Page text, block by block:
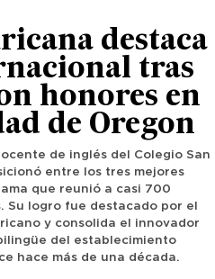
destaca
tras
honores en
de Oregon
de inglés del Colegio San
entre los tres mejores
que reunió a casi 700
Su logro fue destacado por el
y consolida el innovador
del establecimiento
hace más de una década.